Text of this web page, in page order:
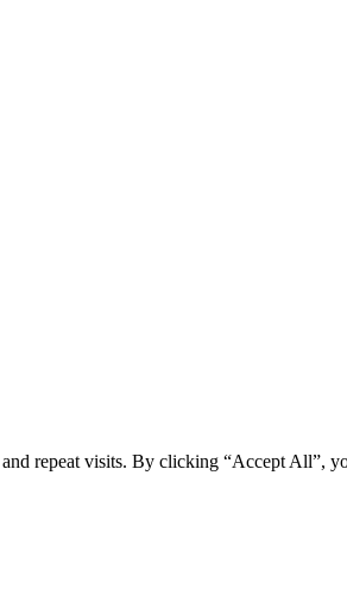
repeat visits. By clicking “Accept All”,